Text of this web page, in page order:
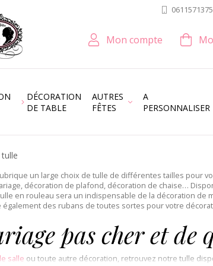
0611571375
Mon compte
DÉCORATION
DE TABLE
AUTRES
FÊTES
A
PERSONNALISER
un large choix de tulle de différentes tailles pour
décoration de plafond, décoration de chaise…
en rouleau sera un indispensable de la décoration de
des rubans de toutes sortes pour votre
pas cher et de
salle ou toute autre décoration, retrouvez notre tulle